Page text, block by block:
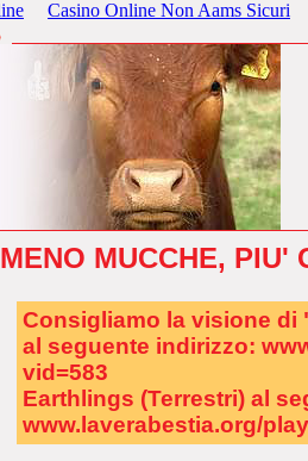
Casino Online Non Aams Sicuri
MENO MUCCHE, PIU'
Consigliamo la visione di
al seguente indirizzo:
vid=583
Earthlings (Terrestri) al
www.laverabestia.org/